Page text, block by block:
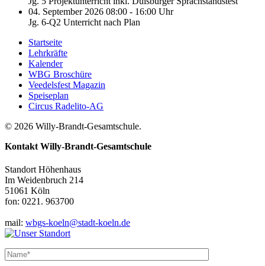
04. September 2026 08:00 - 16:00 Uhr
Jg. 6-Q2 Unterricht nach Plan
Startseite
Lehrkräfte
Kalender
WBG Broschüre
Veedelsfest Magazin
Speiseplan
Circus Radelito-AG
© 2026 Willy-Brandt-Gesamtschule.
Kontakt Willy-Brandt-Gesamtschule
Standort Höhenhaus
Im Weidenbruch 214
51061 Köln
fon: 0221. 963700
mail: wbgs-koeln@stadt-koeln.de